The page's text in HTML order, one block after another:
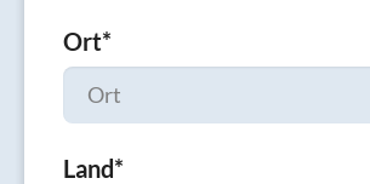
Ort*
Land*